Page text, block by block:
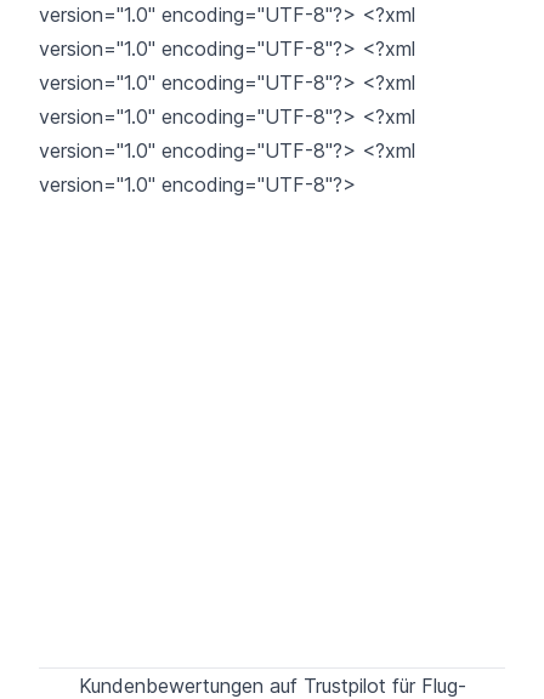
version="1.0" encoding="UTF-8"?> <?xml
version="1.0" encoding="UTF-8"?> <?xml
version="1.0" encoding="UTF-8"?> <?xml
version="1.0" encoding="UTF-8"?> <?xml
version="1.0" encoding="UTF-8"?> <?xml
version="1.0" encoding="UTF-8"?>
Kundenbewertungen auf Trustpilot für Flug-